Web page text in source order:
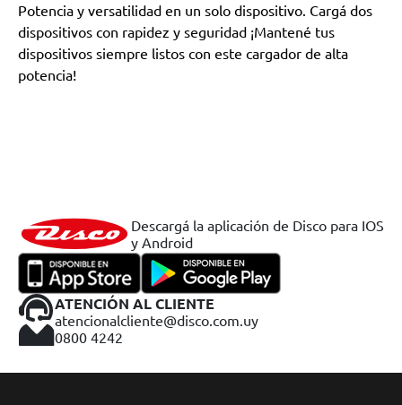
Potencia y versatilidad en un solo dispositivo. Cargá dos
dispositivos con rapidez y seguridad ¡Mantené tus
dispositivos siempre listos con este cargador de alta
potencia!
Descargá la aplicación de Disco para IOS
y Android
ATENCIÓN AL CLIENTE
atencionalcliente@disco.com.uy
0800 4242